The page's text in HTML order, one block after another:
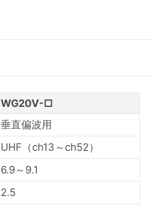
WG20V-□
垂直偏波用
UHF（ch13～ch52）
6.9～9.1
2.5